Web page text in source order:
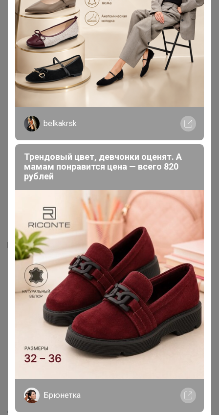
3
1 1
Друзья в клубе 5
Подпись
https://vk.com/shevalova_studio
Реклама
Как здесь все устроено?
Как сделать заказ?
Как получить?
Доставка
belkakrsk
Трендовый цвет, девчонки оценят. А
мамам понравится цена — всего 820
рублей
Брюнетка